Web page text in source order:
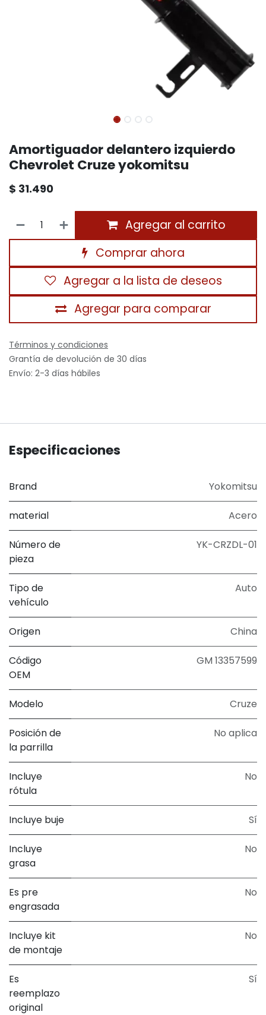
Amortiguador delantero izquierdo
Chevrolet Cruze yokomitsu
$ 31.490
Agregar al carrito
Comprar ahora
Agregar para comparar
Agregar a la lista de deseos
Términos y condiciones
Grantía de devolución de 30 días
Envío: 2-3 días hábiles
Especificaciones
Brand Yokomitsu
material Acero
Número de
pieza
YK-CRZDL-01
Tipo de
vehículo
Auto
Origen China
Código
OEM
GM 13357599
Modelo Cruze
Posición de
la parrilla
No aplica
Incluye
rótula
No
Incluye buje Sí
Incluye
grasa
No
Es pre
engrasada
No
Incluye kit
de montaje
No
Es
reemplazo
original
Sí